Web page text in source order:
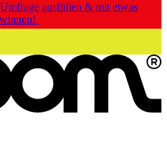
ausfüllen & mit etwas